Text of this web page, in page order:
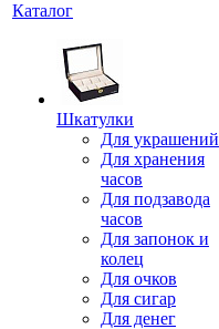
Каталог
Шкатулки
Для украшений
Для хранения
часов
Для подзавода
часов
Для запонок и
колец
Для очков
Для сигар
Для денег